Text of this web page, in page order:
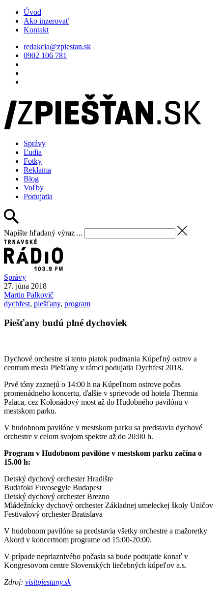
Úvod
Ako inzerovať
Kontakt
redakcia@zpiestan.sk
0902 106 781
Správy
Ľudia
Fotky
Reklama
Blog
Voľby
Podujatia
Napíšte hľadaný výraz ...
Správy
27. júna 2018
Martin Palkovič
dychfest, piešťany, program
Piešťany budú plné dychoviek
Dychové orchestre si tento piatok podmania Kúpeľný ostrov a
centrum mesta Piešťany v rámci podujatia Dychfest 2018.
Prvé tóny zaznejú o 14:00 h na Kúpeľnom ostrove počas
promenádneho koncertu, ďalšie v sprievode od hotela Thermia
Palaca, cez Kolonádový most až do Hudobného pavilónu v
mestskom parku.
V hudobnom pavilóne v mestskom parku sa predstavia dychové
orchestre v celom svojom spektre až do 20:00 h.
Program v Hudobnom pavilóne v mestskom parku začína o
15.00 h:
Detský dychový orchester Hradište
Budafoki Fuvosegyle Budapest
Detský dychový orchester Brezno
Mládežnícky dychový orchester Základnej umeleckej školy Uničov
Festivalový orchester Bratislava
V hudobnom pavilóne sa predstavia všetky orchestre a mažoretky
Akord v koncertnom programe od 15:00-20:00.
V prípade nepriaznivého počasia sa bude podujatie konať v
Kongresovom centre Slovenských liečebných kúpeľov a.s.
Zdroj: visitpiestany.sk